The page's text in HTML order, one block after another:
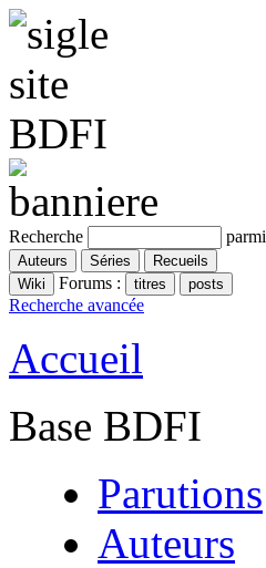
Recherche parmi
Forums :
Recherche avancée
Accueil
Base BDFI
Parutions
Auteurs